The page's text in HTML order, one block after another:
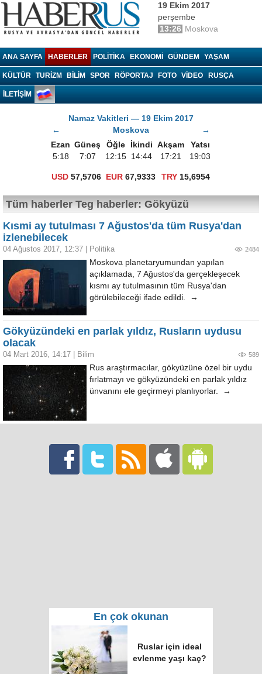
19 Ekim 2017
perşembe
13:26 Moskova
ANA SAYFA HABERLER POLITIKA EKONOMI GÜNDEM YAŞAM
KÜLTÜR TURIZM BILIM SPOR RÖPORTAJ FOTO VIDEO RUSÇA
İLETİŞİM
Namaz Vakitleri — 19 Ekim 2017
←
Moskova
→
Ezan Güneş Öğle İkindi Akşam
Yatsı
5:18
7:07 12:15 14:44 17:21 19:03
USD 57,5706 EUR 67,9333 TRY15,6954
Tüm haberler Teg haberler: Gökyüzü
Kısmi ay tutulması 7 Ağustos'da tüm Rusya'dan
izlenebilecek
04 Ağustos 2017, 12:37 Politika 2484
Moskova planetaryumundan yapılan
açıklamada, 7 Ağustos'da gerçekleşecek
kısmı ay tutulmasının tüm Rusya'dan
görülebileceği ifade edildi. →
Gökyüzündeki en parlak yıldız, Rusların uydusu
olacak
04 Mart 2016, 14:17 Bilim 589
Rus araştırmacılar, gökyüzüne özel bir uydu
fırlatmayı ve gökyüzündeki en parlak yıldız
ünvanını ele geçirmeyi planlıyorlar. →
En çok okunan
Ruslar için ideal
evlenme yaşı kaç?